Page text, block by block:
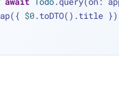
$0.toDTO().title })